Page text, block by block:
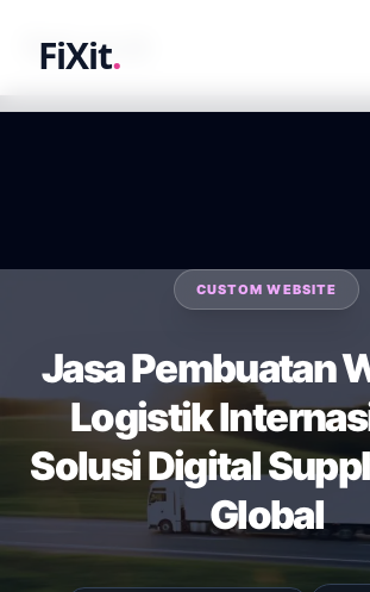
FiXit.
fixit.co.id
CUSTOM WEBSITE
Jasa Pembuatan
Logistik
Solusi Digital
Global